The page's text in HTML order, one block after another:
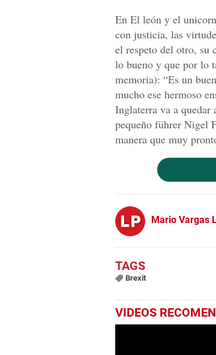
En El león y el
con justicia, las
el respeto del otro, su
lo bueno y que por lo
memoria): “Es un
mucho ese hermoso
Inglaterra va a quedar
pequeño führer Nigel
manera que muy
Mario Vargas
Brexit
VIDEOS